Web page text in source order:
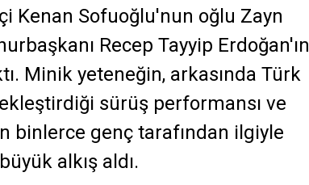
Kenan Sofuoğlu'nun oğlu Zayn
Recep Tayyip Erdoğan'ın
Minik yeteneğin, arkasında Türk
sürüş performansı ve
binlerce genç tarafından ilgiyle
alkış aldı.